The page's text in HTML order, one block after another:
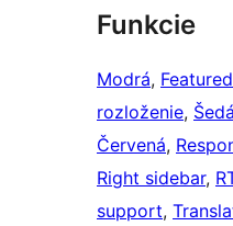
Funkcie
Modrá,
rozloženie, Šedá
Červená,
Right sidebar,
support,